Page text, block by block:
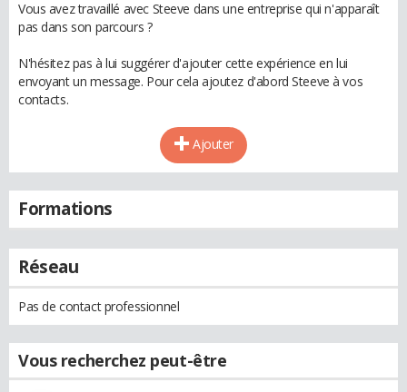
Vous avez travaillé avec Steeve dans une entreprise qui n'apparaît
pas dans son parcours ?
N'hésitez pas à lui suggérer d'ajouter cette expérience en lui
envoyant un message. Pour cela ajoutez d'abord Steeve à vos
contacts.
Ajouter
Formations
Réseau
Pas de contact professionnel
Vous recherchez peut-être